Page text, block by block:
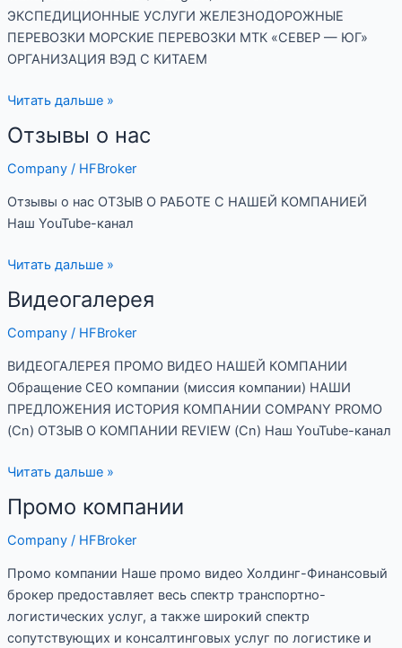
ЭКСПЕДИЦИОННЫЕ УСЛУГИ ЖЕЛЕЗНОДОРОЖНЫЕ
ПЕРЕВОЗКИ МОРСКИЕ ПЕРЕВОЗКИ МТК «СЕВЕР — ЮГ»
ОРГАНИЗАЦИЯ ВЭД С КИТАЕМ
Читать дальше »
Отзывы о нас
Company/ HFBroker
Отзывы о нас ОТЗЫВ О РАБОТЕ С НАШЕЙ КОМПАНИЕЙ
Наш YouTube-канал
Отзывы
нас
Читать дальше »
Видеогалерея
Company/ HFBroker
ВИДЕОГАЛЕРЕЯ ПРОМО ВИДЕО НАШЕЙ КОМПАНИИ
Обращение CEO компании (миссия компании) НАШИ
ПРЕДЛОЖЕНИЯ ИСТОРИЯ КОМПАНИИ COMPANY PROMO
(Cn) ОТЗЫВ О КОМПАНИИ REVIEW (Cn) Наш YouTube-канал
Видеогалерея
Читать дальше »
Промо компании
Company/ HFBroker
Промо компании Наше промо видео Холдинг-Финансовый
брокер предоставляет весь спектр транспортно-
логистических услуг, а также широкий спектр
сопутствующих и консалтинговых услуг по логистике и
Промо